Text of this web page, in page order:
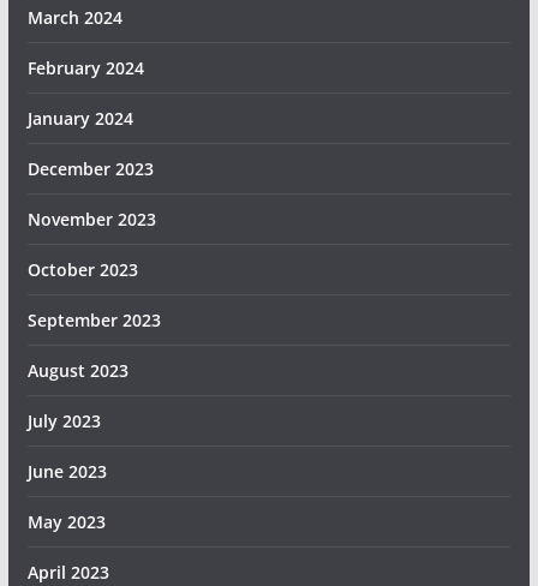
March 2024
February 2024
January 2024
December 2023
November 2023
October 2023
September 2023
August 2023
July 2023
June 2023
May 2023
April 2023